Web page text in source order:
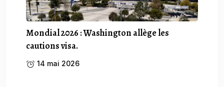
Mondial 2026 : Washington allège les
cautions visa.
14 mai 2026